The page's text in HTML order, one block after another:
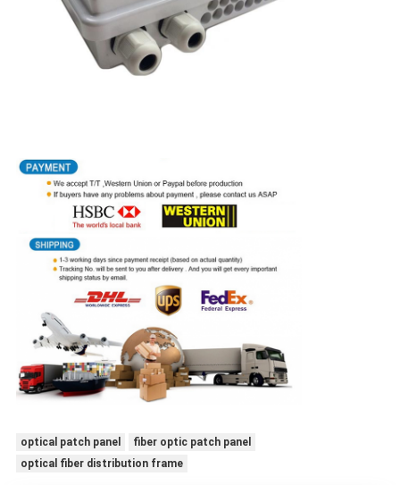
optical patch panel
fiber optic patch panel
optical fiber distribution frame